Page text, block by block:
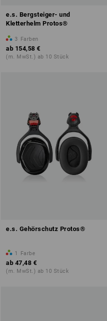
e.s. Bergsteiger- und
Kletterhelm Protos®
3 Farben
ab 154,58 €
(m. MwSt.) ab 10 Stück
e.s. Gehörschutz Protos®
1 Farbe
ab 47,48 €
(m. MwSt.) ab 10 Stück